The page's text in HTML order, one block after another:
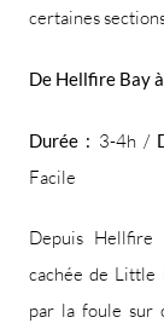
certaines
De Hellfire Bay
Durée : 3-4h /
Facile
Depuis
cachée de Little
par la foule sur